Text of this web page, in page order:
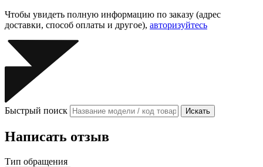
Чтобы увидеть полную информацию по заказу (адрес
доставки, способ оплаты и другое), авторизуйтесь
Быстрый поиск Искать
Написать отзыв
Тип обращения